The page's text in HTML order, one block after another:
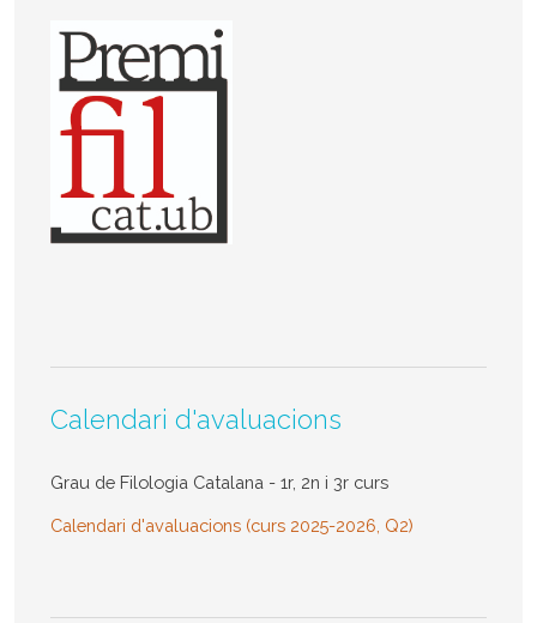
Calendari d'avaluacions
Grau de Filologia Catalana - 1r, 2n i 3r curs
Calendari d'avaluacions (curs 2025-2026, Q2)